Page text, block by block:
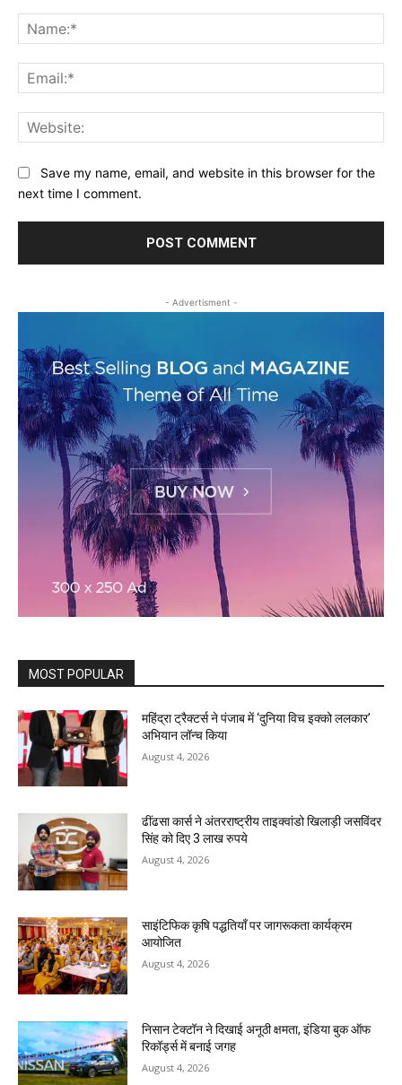
Save my name, email, and website in this browser for the
next time I comment.
- Advertisment -
MOST POPULAR
महिंद्रा ट्रैक्टर्स ने पंजाब में ‘दुनिया विच इक्को ललकार’
अभियान लॉन्च किया
August 4, 2026
ढींढसा कार्स ने अंतरराष्ट्रीय ताइक्वांडो खिलाड़ी जसविंदर
सिंह को दिए 3 लाख रुपये
August 4, 2026
साइंटिफिक कृषि पद्धतियाँ पर जागरूकता कार्यक्रम
आयोजित
August 4, 2026
निसान टेक्टॉन ने दिखाई अनूठी क्षमता, इंडिया बुक ऑफ
रिकॉर्ड्स में बनाई जगह
August 4, 2026